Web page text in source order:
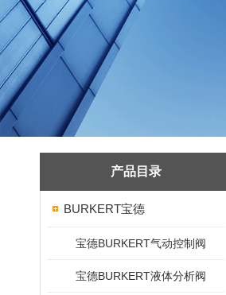
产品目录
BURKERT宝德
宝德BURKERT气动控制阀
宝德BURKERT液体分析阀